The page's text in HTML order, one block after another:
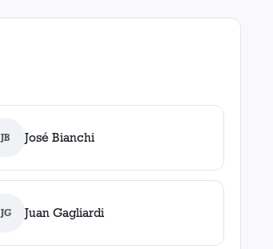
JB José Bianchi
JG Juan Gagliardi